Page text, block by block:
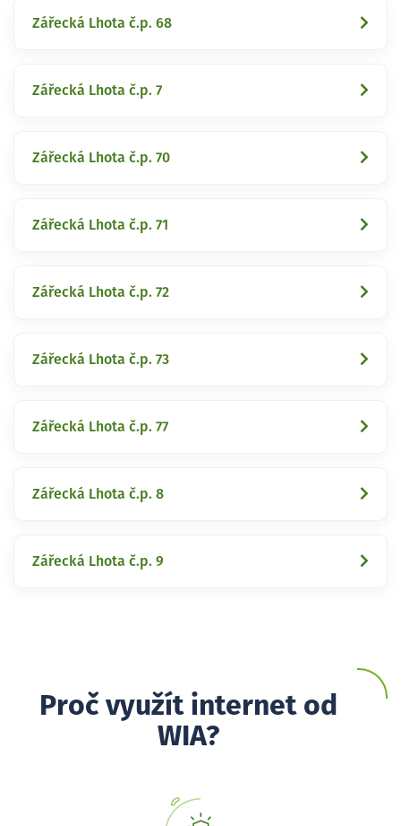
Zářecká Lhota č.p. 68
Zářecká Lhota č.p. 7
Zářecká Lhota č.p. 70
Zářecká Lhota č.p. 71
Zářecká Lhota č.p. 72
Zářecká Lhota č.p. 73
Zářecká Lhota č.p. 77
Zářecká Lhota č.p. 8
Zářecká Lhota č.p. 9
Proč využít internet od
WIA?